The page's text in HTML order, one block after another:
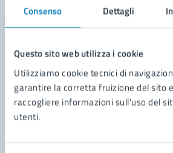
Consenso Dettagli
Questo sito web utilizza i cookie
Utilizziamo cookie tecnici di
garantire la corretta fruizione del sito
raccogliere informazioni sull'uso del
utenti.
Contatta il comune
Richiedi assistenza
Prenota appuntamento
Problemi in città